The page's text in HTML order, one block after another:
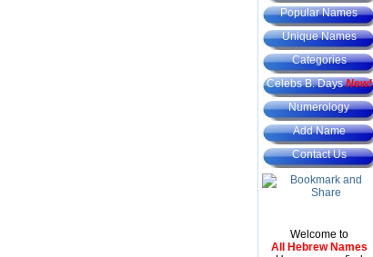
Popular Names
Unique Names
Categories
Celebs B. DaysNew!
Numerology
Add Name
Contact Us
Welcome to
All Hebrew Names